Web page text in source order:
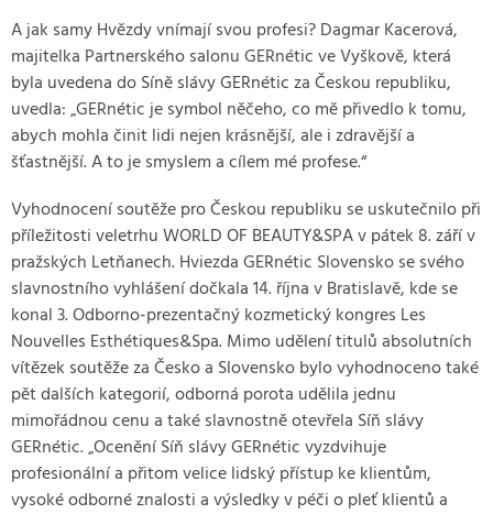
A jak samy Hvězdy vnímají svou profesi? Dagmar Kacerová,
majitelka Partnerského salonu GERnétic ve Vyškově, která
byla uvedena do Síně slávy GERnétic za Českou republiku,
uvedla: „GERnétic je symbol něčeho, co mě přivedlo k tomu,
abych mohla činit lidi nejen krásnější, ale i zdravější a
šťastnější. A to je smyslem a cílem mé profese.“
Vyhodnocení soutěže pro Českou republiku se uskutečnilo při
příležitosti veletrhu WORLD OF BEAUTY&SPA v pátek 8. září v
pražských Letňanech. Hviezda GERnétic Slovensko se svého
slavnostního vyhlášení dočkala 14. října v Bratislavě, kde se
konal 3. Odborno-prezentačný kozmetický kongres Les
Nouvelles Esthétiques&Spa. Mimo udělení titulů absolutních
vítězek soutěže za Česko a Slovensko bylo vyhodnoceno také
pět dalších kategorií, odborná porota udělila jednu
mimořádnou cenu a také slavnostně otevřela Síň slávy
GERnétic. „Ocenění Síň slávy GERnétic vyzdvihuje
profesionální a přitom velice lidský přístup ke klientům,
vysoké odborné znalosti a výsledky v péči o pleť klientů a